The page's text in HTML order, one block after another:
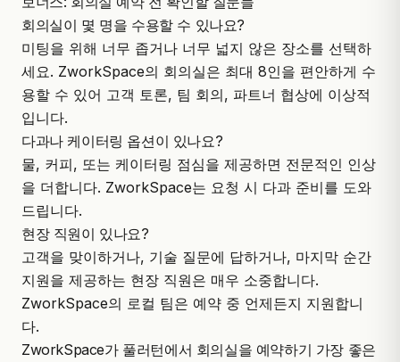
회의실이 몇 명을 수용할 수 있나요?
미팅을 위해 너무 좁거나 너무 넓지 않은 장소를 선택하
세요. ZworkSpace의 회의실은 최대 8인을 편안하게 수
용할 수 있어 고객 토론, 팀 회의, 파트너 협상에 이상적
입니다.
다과나 케이터링 옵션이 있나요?
물, 커피, 또는 케이터링 점심을 제공하면 전문적인 인상
을 더합니다. ZworkSpace는 요청 시 다과 준비를 도와
드립니다.
현장 직원이 있나요?
고객을 맞이하거나, 기술 질문에 답하거나, 마지막 순간
지원을 제공하는 현장 직원은 매우 소중합니다.
ZworkSpace의 로컬 팀은 예약 중 언제든지 지원합니
다.
ZworkSpace가 풀러턴에서 회의실을 예약하기 가장 좋은